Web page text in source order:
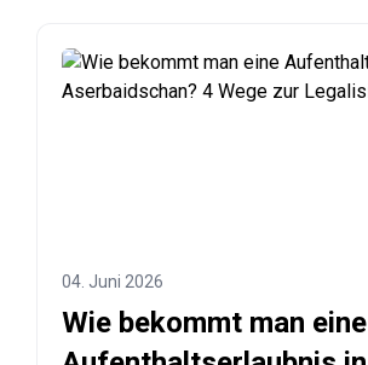
04. Juni 2026
Wie bekommt man eine